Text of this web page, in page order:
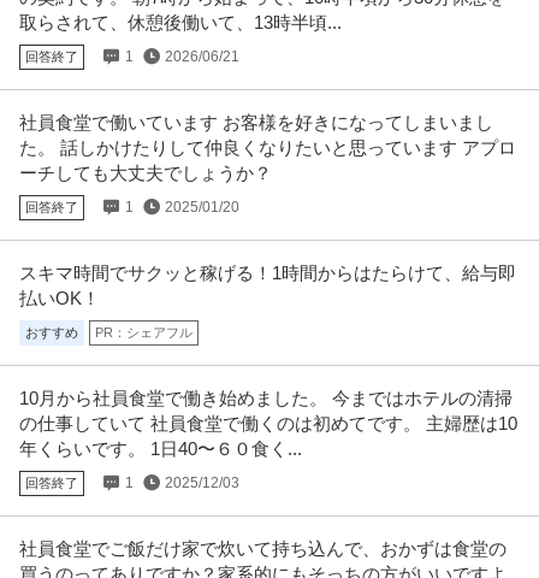
取らされて、休憩後働いて、13時半頃...
回答終了 1 2026/06/21
社員食堂で働いています お客様を好きになってしまいまし
た。 話しかけたりして仲良くなりたいと思っています アプロ
ーチしても大丈夫でしょうか？
回答終了 1 2025/01/20
スキマ時間でサクッと稼げる！1時間からはたらけて、給与即
払いOK！
おすすめ PR：シェアフル
10月から社員食堂で働き始めました。 今まではホテルの清掃
の仕事していて 社員食堂で働くのは初めてです。 主婦歴は10
年くらいです。 1日40〜６０食く...
回答終了 1 2025/12/03
社員食堂でご飯だけ家で炊いて持ち込んで、おかずは食堂の